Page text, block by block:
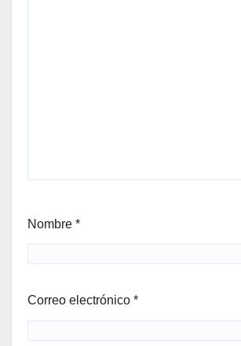
Nombre *
Correo electrónico *